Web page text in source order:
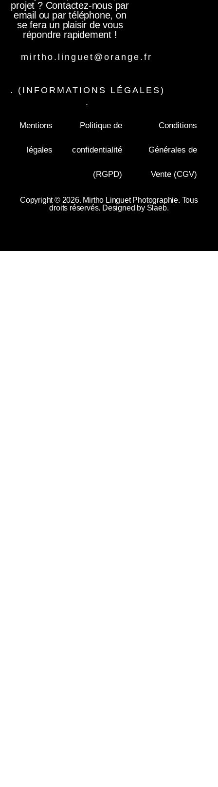
projet ? Contactez-nous par
email ou par téléphone, on
se fera un plaisir de vous
répondre rapidement !
mirtho.linguet@orange.fr
. (INFORMATIONS LÉGALES)
.
Mentions
légales
Politique de
confidentialité
(RGPD)
Conditions
Générales de
Vente (CGV)
Copyright © 2026. Mirtho Linguet Photographie. Tous
droits réservés. Designed by Slaeb.